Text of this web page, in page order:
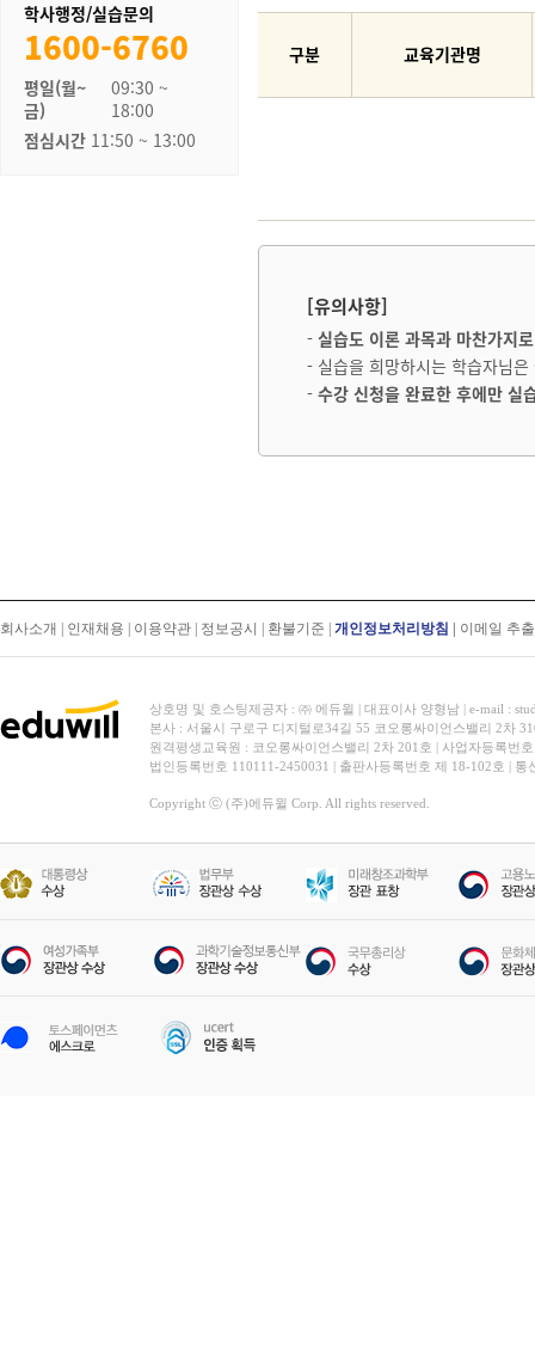
학사행정/실습문의
1600-6760
평일(월~
금)
09:30 ~
18:00
점심시간 11:50 ~ 13:00
구분 교육기관명
[유의사항]
- 실습도 이론 과목과 마찬가지
- 실습을 희망하시는 학습자님은
- 수강 신청을 완료한 후에만 실
회사소개 인재채용 이용약관 정보공시 환불기준 개인정보처리방침 이메일 추
상호명 및 호스팅제공자 : ㈜ 에듀윌 | 대표이사 양형남 | e-mail :
본사 : 서울시 구로구 디지털로34길 55 코오롱싸이언스밸리 2차
원격평생교육원 : 코오롱싸이언스밸리 2차 201호 | 사업자등록번
법인등록번호 110111-2450031 | 출판사등록번호 제 18-102호 |
Copyright ⓒ (주)에듀윌 Corp. All rights reserved.